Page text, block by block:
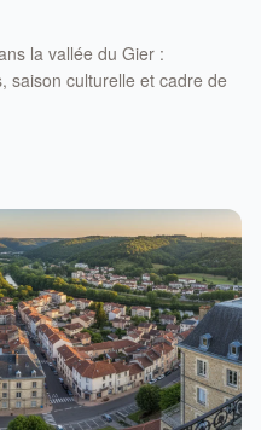
la vallée du Gier :
saison culturelle et cadre de